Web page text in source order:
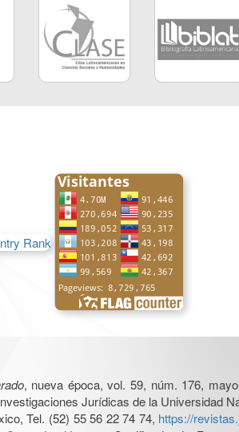
, nueva época, vol. 59, núm. 176,
Jurídicas de la Universidad
Tel. (52) 55 56 22 74 74, https://